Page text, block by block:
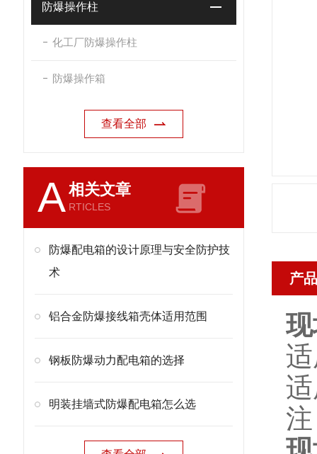
防爆操作柱
化工厂防爆操作柱
防爆操作箱
查看全部
A相关文章
RTICLES
防爆配电箱的设计原理与安全防护技
术
铝合金防爆接线箱壳体适用范围
钢板防爆动力配电箱的选择
明装挂墙式防爆配电箱怎么选
产